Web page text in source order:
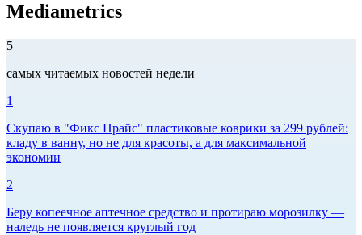
Mediametrics
5
самых читаемых новостей недели
1
Скупаю в "Фикс Прайс" пластиковые коврики за 299 рублей:
кладу в ванну, но не для красоты, а для максимальной
экономии
2
Беру копеечное аптечное средство и протираю морозилку —
наледь не появляется круглый год